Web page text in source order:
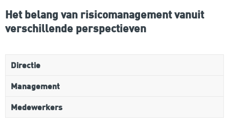
Het belang van risicomanagement vanuit
verschillende perspectieven
Directie
Management
Medewerkers